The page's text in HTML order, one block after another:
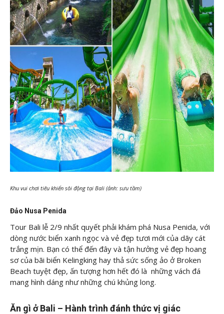
Khu vui chơi tiêu khiển sôi động tại Bali (ảnh: sưu tầm)
Đảo Nusa Penida
Tour Bali lễ 2/9 nhất quyết phải khám phá Nusa Penida, với
dòng nước biển xanh ngọc và vẻ đẹp tươi mới của dãy cát
trắng mịn. Bạn có thể đến đây và tận hưởng vẻ đẹp hoang
sơ của bãi biển Kelingking hay thả sức sống ảo ở Broken
Beach tuyệt đẹp, ấn tượng hơn hết đó là những vách đá
mang hình dáng như những chú khủng long.
Ăn gì ở Bali – Hành trình đánh thức vị giác